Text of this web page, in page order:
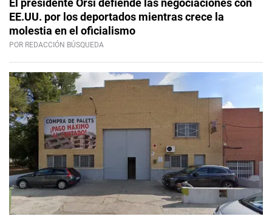
El presidente Orsi defiende las negociaciones con
EE.UU. por los deportados mientras crece la
molestia en el oficialismo
POR REDACCIÓN BÚSQUEDA